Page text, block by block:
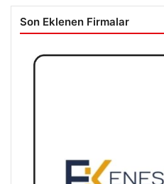
Son Eklenen Firmalar